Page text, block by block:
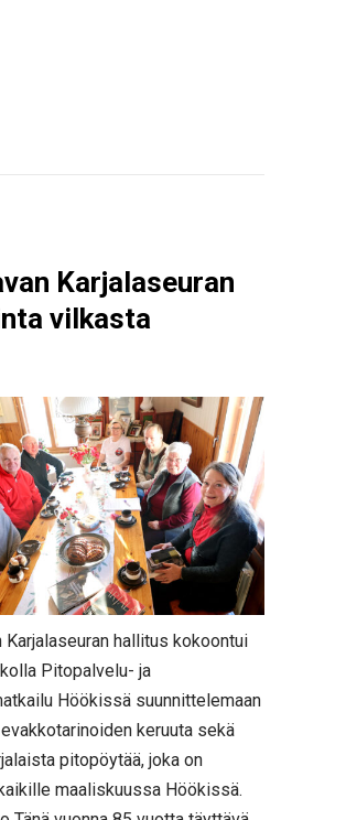
Karjalaseuran
vilkasta
Karjalaseuran hallitus kokoontui
Pitopalvelu- ja
Höökissä suunnittelemaan
keruuta sekä
pitopöytää, joka on
maaliskuussa Höökissä.